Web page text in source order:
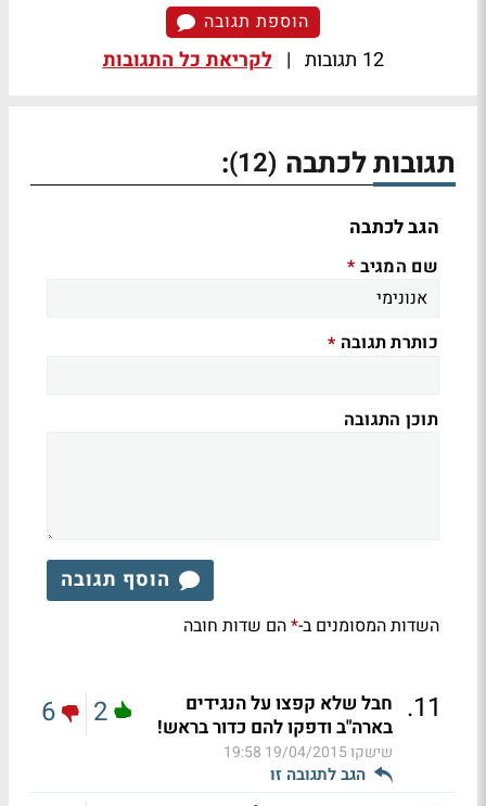
הוספת תגובה
12 תגובות | לקריאת כל התגובות
תגובות לכתבה (12)
:
הגב לכתבה
שם המגיב *
כותרת תגובה *
תוכן התגובה
הוסף תגובה
השדות המסומנים ב-*הם שדות חובה
11
. חבל שלא קפצו על הנגידים
בארה"ב ודפקו להם כדור בראש!
שישקו19/04/2015 19:58
הגב לתגובה זו
2
6